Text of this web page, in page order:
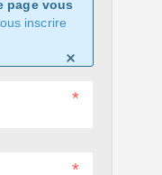
page vous
inscrire